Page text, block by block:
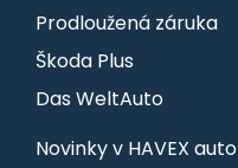
Prodloužená záruka
Škoda Plus
Das WeltAuto
Novinky v HAVEX auto